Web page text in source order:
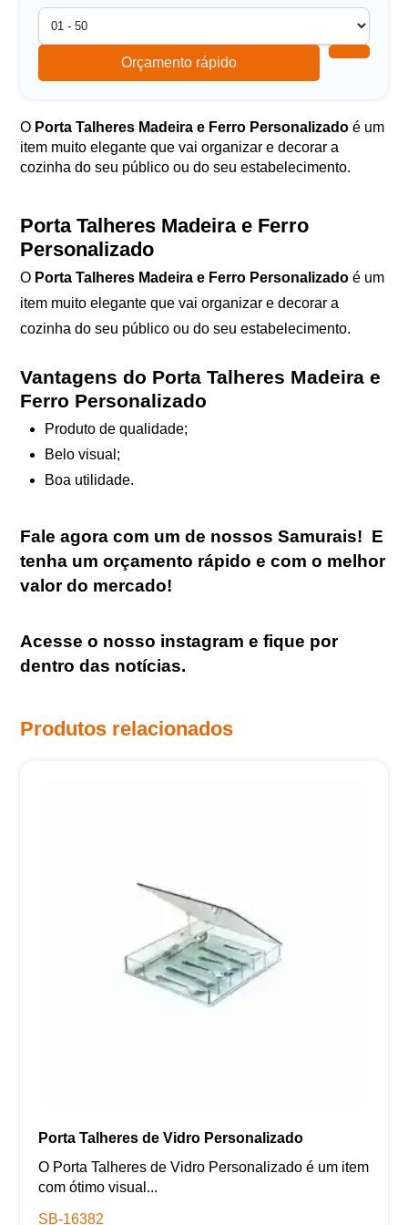
Orçamento rápido
O Porta Talheres Madeira e Ferro Personalizadoé um
item muito elegante que vai organizar e decorar a
cozinha do seu público ou do seu estabelecimento.
Porta Talheres Madeira e Ferro
Personalizado
O Porta Talheres Madeira e Ferro Personalizadoé um
item muito elegante que vai organizar e decorar a
cozinha do seu público ou do seu estabelecimento.
Vantagens do Porta Talheres Madeira e
Ferro Personalizado
Produto de qualidade;
Belo visual;
Boa utilidade.
Fale agora com um de nossos Samurais! E
tenha um orçamento rápido e com o melhor
valor do mercado!
Acesse o nosso instagram e fique por
dentro das notícias.
Produtos relacionados
Porta Talheres de Vidro Personalizado
O Porta Talheres de Vidro Personalizado é um item
com ótimo visual...
SB-16382